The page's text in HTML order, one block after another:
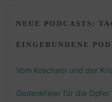
NEUE PODCASTS:
EINGEBUNDENE
Vom Koschatn und der
Gedenkfeier für die